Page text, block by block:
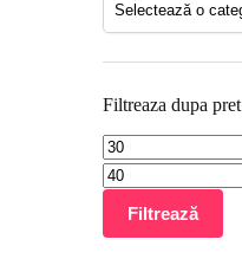
Filtreaza dupa pret
Filtrează